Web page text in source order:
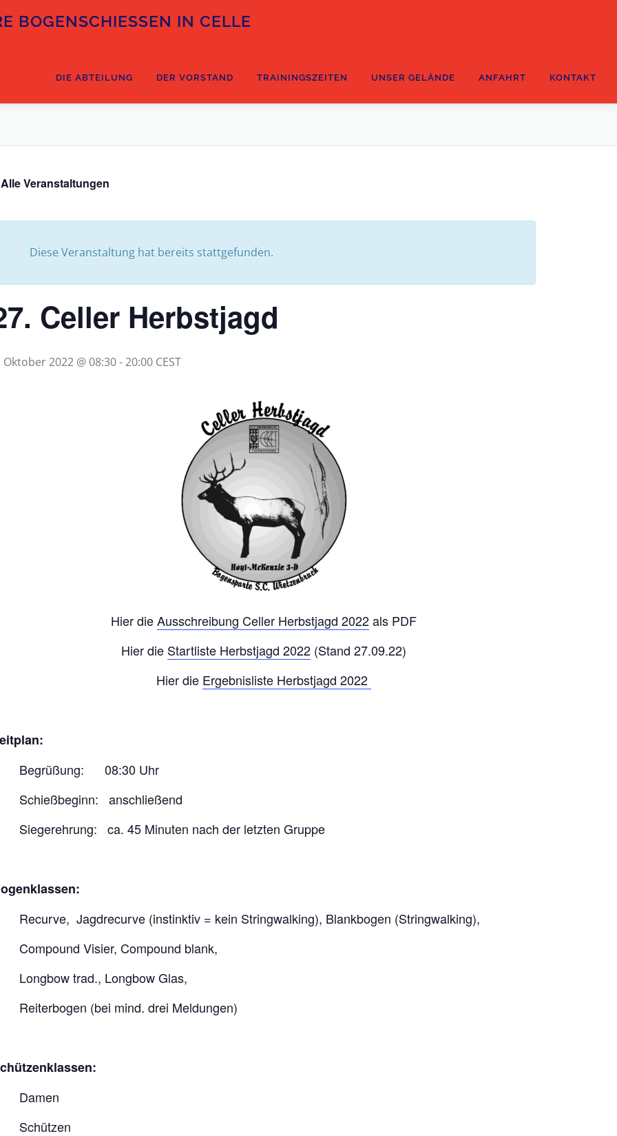
BOGENSCHIESSEN IN CELLE
DIE ABTEILUNG DER VORSTAND TRAININGSZEITEN UNSER GELÄNDE ANFAHRT KONTAKT
Veranstaltungen
Diese Veranstaltung hat bereits stattgefunden.
Celler Herbstjagd
Oktober 2022 @ 08:30-20:00 CEST
Hier dieAusschreibung Celler Herbstjagd 2022als PDF
Hier die Startliste Herbstjagd 2022 (Stand 27.09.22)
Hier die Ergebnisliste Herbstjagd 2022
Begrüßung: 08:30 Uhr
Schießbeginn: anschließend
Siegerehrung: ca. 45 Minuten nach der letzten Gruppe
Recurve, Jagdrecurve (instinktiv = kein Stringwalking), Blankbogen (Stringwalking),
Compound Visier, Compound blank,
Longbow trad., Longbow Glas,
Reiterbogen (bei mind. drei Meldungen)
Damen
Schützen